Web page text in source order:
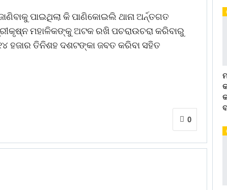
ପାଇଥିଲା କି ପାଣିକୋଇଲି ଥାନା ଅର୍ନ୍ତଗତ
ମହାଳିକଙ୍କୁ ଅଟକ ରଖି ପଚରାଉଚରା କରିବାରୁ
ହଜାର ତିନିଶହ ଦଶଟଙ୍କା ଜବତ କରିବା ସହିତ
0